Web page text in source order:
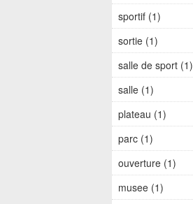
sportif (1)
sortie (1)
salle de sport (1)
salle (1)
plateau (1)
parc (1)
ouverture (1)
musee (1)